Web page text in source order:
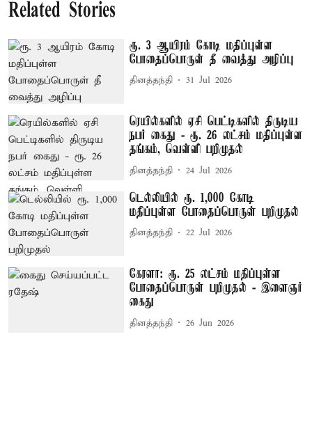
Related Stories
ரூ. 3 ஆயிரம் கோடி மதிப்புள்ள
போதைப்பொருள் தீ வைத்து அழிப்பு
தினத்தந்தி 31 Jul 2026
ரெயில்களில் ஏசி பெட்டிகளில் திருடிய
நபர் கைது - ரூ. 26 லட்சம் மதிப்புள்ள
தங்கம், வெள்ளி பறிமுதல்
தினத்தந்தி 24 Jul 2026
டெல்லியில் ரூ. 1,000 கோடி
மதிப்புள்ள போதைப்பொருள் பறிமுதல்
தினத்தந்தி 22 Jul 2026
கேரளா: ரூ. 25 லட்சம் மதிப்புள்ள
போதைப்பொருள் பறிமுதல் - இளைஞர்
கைது
தினத்தந்தி 26 Jun 2026